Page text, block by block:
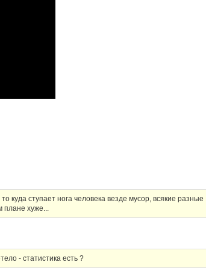
куда ступает нога человека везде мусор, всякие разные
плане хуже...
- статистика есть ?